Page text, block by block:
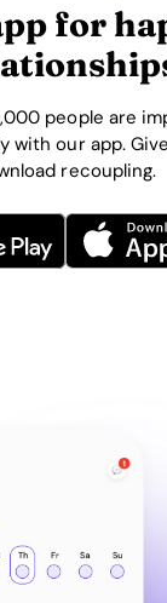
for
people are
with our app.
recoupling.